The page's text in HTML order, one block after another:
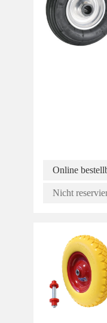
Online
Nicht